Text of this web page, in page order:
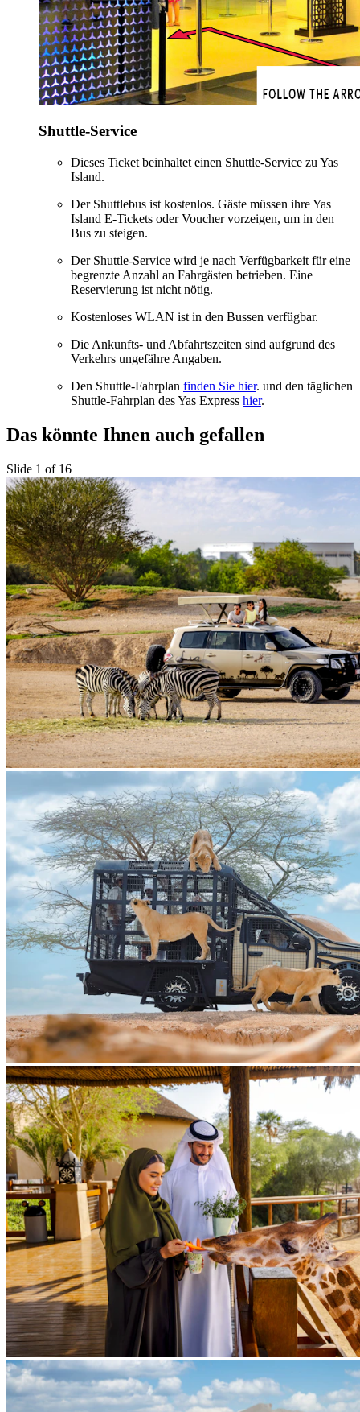
Shuttle-Service
Dieses Ticket beinhaltet einen Shuttle-Service zu Yas
Island.
Der Shuttlebus ist kostenlos. Gäste müssen ihre Yas
Island E-Tickets oder Voucher vorzeigen, um in den
Bus zu steigen.
Der Shuttle-Service wird je nach Verfügbarkeit für eine
begrenzte Anzahl an Fahrgästen betrieben. Eine
Reservierung ist nicht nötig.
Kostenloses WLAN ist in den Bussen verfügbar.
Die Ankunfts- und Abfahrtszeiten sind aufgrund des
Verkehrs ungefähre Angaben.
Den Shuttle-Fahrplan finden Sie hier. und den täglichen
Shuttle-Fahrplan des Yas Express hier.
Das könnte Ihnen auch gefallen
Slide 1 of 16